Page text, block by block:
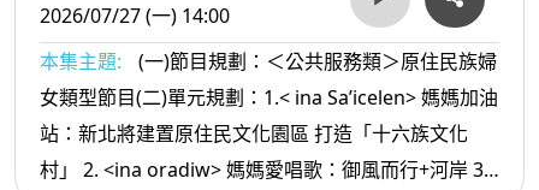
2026/07/27 (一) 14:00
本集主題:
(一)節目規劃：＜公共服務類＞原住民族婦
女類型節目(二)單元規劃：1.< ina Sa’icelen> 媽媽加油
站：新北將建置原住民文化園區 打造「十六族文化
村」 2. <ina oradiw> 媽媽愛唱歌：御風而行+河岸 3.<